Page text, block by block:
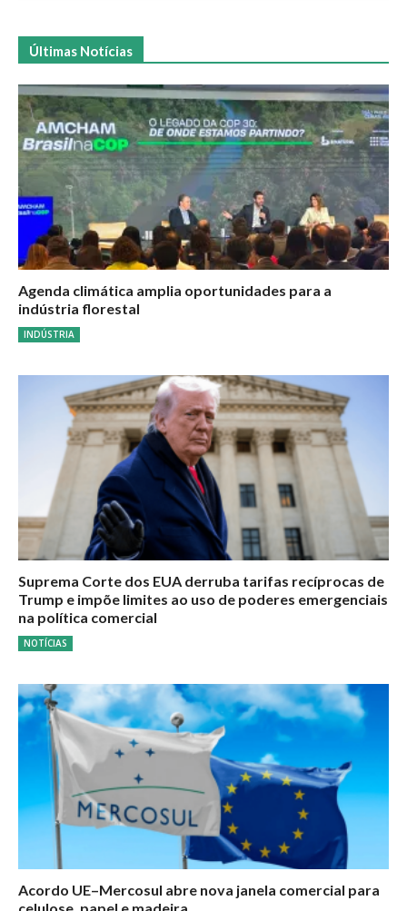
Últimas Notícias
Agenda climática amplia oportunidades para a
indústria florestal
INDÚSTRIA
Suprema Corte dos EUA derruba tarifas recíprocas de
Trump e impõe limites ao uso de poderes emergenciais
na política comercial
NOTÍCIAS
Acordo UE–Mercosul abre nova janela comercial para